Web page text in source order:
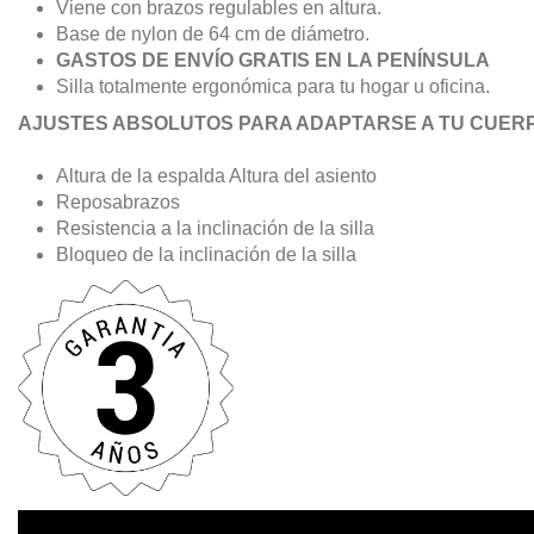
Viene con brazos regulables en altura.
Base de nylon de 64 cm de diámetro.
GASTOS DE ENVÍO GRATIS EN LA PENÍNSULA
Silla totalmente ergonómica para tu hogar u oficina.
AJUSTES ABSOLUTOS PARA ADAPTARSE A TU
Altura de la espalda Altura del asiento
Reposabrazos
Resistencia a la inclinación de la silla
Bloqueo de la inclinación de la silla